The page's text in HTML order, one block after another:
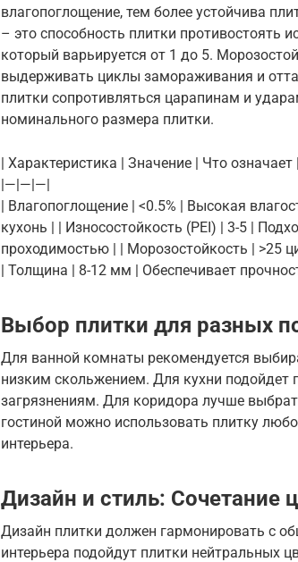
влагопоглощение, тем более устойчива
– это способность плитки противостоять
который варьируется от 1 до 5.
выдерживать циклы замораживания и
плитки сопротивляться царапинам и
номинального размера плитки.
| Характеристика | Значение | Что означает |
|—|—|—|
| Влагопоглощение | <0.5% | Высокая
кухонь | | Износостойкость (PEI) | 3-5 |
проходимостью | | Морозостойкость | >25
| Толщина | 8-12 мм | Обеспечивает
Выбор плитки для разных
Для ванной комнаты рекомендуется
низким скольжением. Для кухни подойдет
загрязнениям. Для коридора лучше
гостиной можно использовать плитку
интерьера.
Дизайн и стиль: Сочетание
Дизайн плитки должен гармонировать с
интерьера подойдут плитки нейтральных